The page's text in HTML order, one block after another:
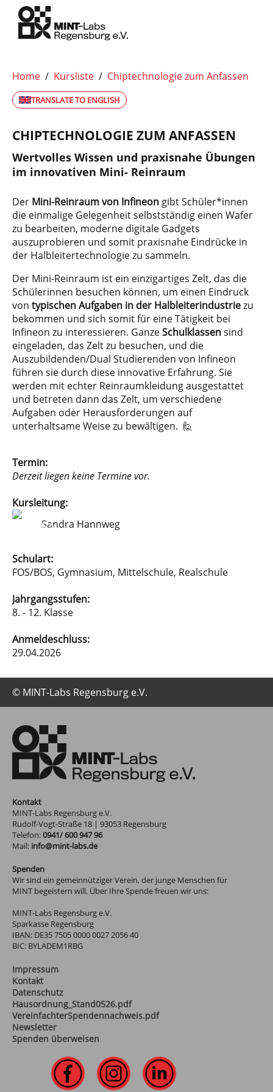
Home / Kursliste / Chiptechnologie zum Anfassen
TRANSLATE TO ENGLISH
CHIPTECHNOLOGIE ZUM ANFASSEN
Wertvolles Wissen und praxisnahe Übungen
im innovativen Mini- Reinraum
Der Mini-Reinraum von Infineon gibt Schüler*innen
die einmalige Gelegenheit selbstständig einen Wafer
zu bearbeiten, moderne digitale Gadgets
auszuprobieren und somit praxisnahe Eindrücke in
der Halbleitertechnologie zu sammeln.
Der Mini-Reinraum ist ein einzigartiges Zelt, das die
Schülerinnen besuchen können, um einen Eindruck
von typischen Aufgaben in der Halbleiterindustriezu
bekommen und sich somit für eine Tätigkeit bei
Infineon zu interessieren. GanzeSchulklassensind
eingeladen, das Zelt zu besuchen, und die
Auszubildenden/Dual Studierenden von Infineon
führen sie durch diese innovative Erfahrung. Sie
werden mit echter Reinraumkleidung ausgestattet
und betreten dann das Zelt, um verschiedene
Aufgaben oder Herausforderungen auf
unterhaltsame Weise zu bewältigen. 🙋
Termin:
Derzeit liegen keine Termine vor.
Kursleitung:
Sandra Hannweg
Schulart:
FOS/BOS, Gymnasium, Mittelschule, Realschule
Jahrgangsstufen:
8. - 12. Klasse
Anmeldeschluss:
29.04.2026
© MINT-Labs Regensburg e.V.
Kontakt
MINT-Labs Regensburg e.V.
Rudolf-Vogt-Straße 18 | 93053 Regensburg
Telefon:0941/ 600 947 96
Mail: info@mint-labs.de
Spenden
Wir sind ein gemeinnütziger Verein, der junge Menschen für
MINT begeistern will. Über Ihre Spende freuen wir uns:
MINT-Labs Regensburg e.V.
Sparkasse Regensburg
IBAN: DE35 7505 0000 0027 2056 40
BIC: BYLADEM1RBG
Impressum
Kontakt
Datenschutz
Hausordnung_Stand0526.pdf
VereinfachterSpendennachweis.pdf
Newsletter
Spenden überweisen